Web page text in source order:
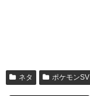
ネタ ポケモンSV